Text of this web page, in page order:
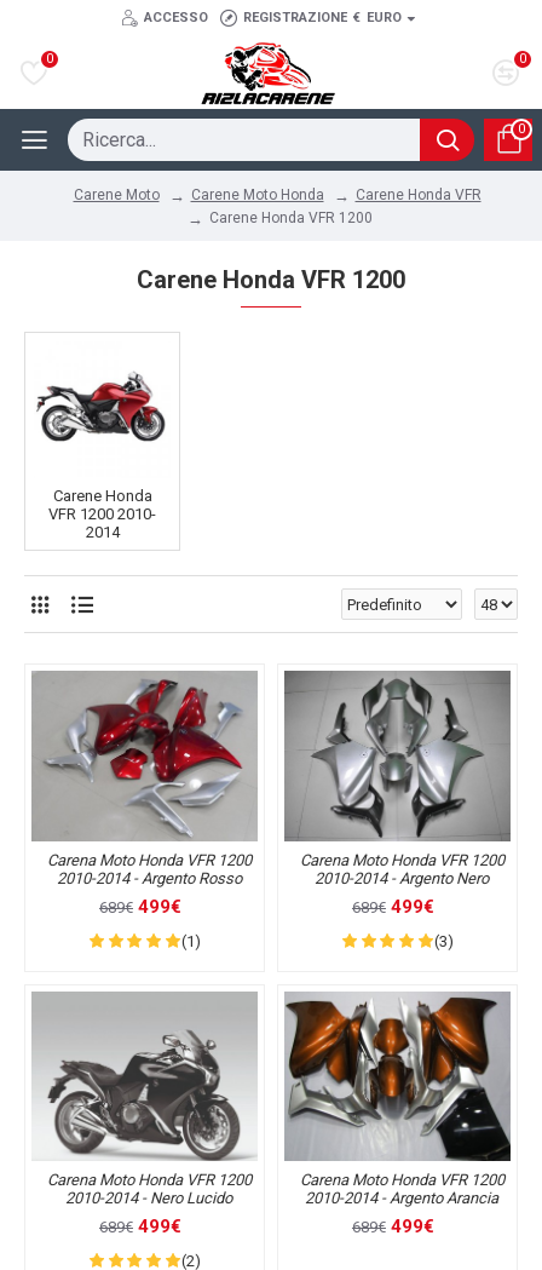
ACCESSO REGISTRAZIONE € EURO
0 0
0
Carene Moto Carene Moto Honda
Carene Honda VFR
Carene Honda VFR 1200
Carene Honda VFR 1200
Carene Honda
VFR 1200 2010-
2014
Carena Moto Honda VFR 1200
2010-2014 - Argento Rosso
689€ 499€
(1)
Carena Moto Honda VFR 1200
2010-2014 - Argento Nero
689€ 499€
(3)
Carena Moto Honda VFR 1200
2010-2014 - Nero Lucido
689€ 499€
(2)
Carena Moto Honda VFR 1200
2010-2014 - Argento Arancia
689€ 499€